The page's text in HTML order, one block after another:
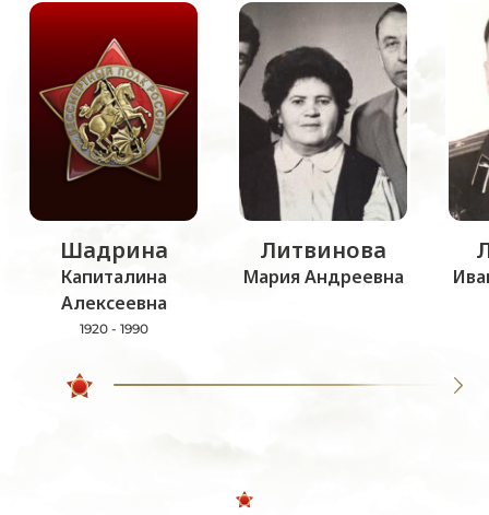
Шадрина
Капиталина
Алексеевна
1920 - 1990
Литвинова
Мария Андреевна